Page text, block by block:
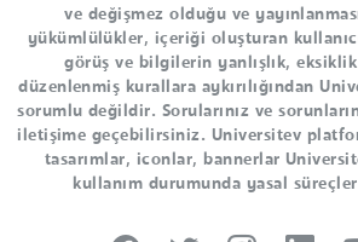
ve değişmez olduğu ve
yükümlülükler, içeriği oluşturan
görüş ve bilgilerin yanlışlık,
düzenlenmiş kurallara aykırılığından
sorumlu değildir. Sorularınız ve
iletişime geçebilirsiniz. Universitev
tasarımlar, iconlar, bannerlar
kullanım durumunda yasal